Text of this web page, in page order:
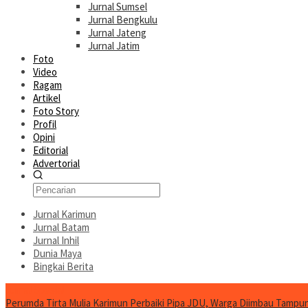
Jurnal Sumsel
Jurnal Bengkulu
Jurnal Jateng
Jurnal Jatim
Foto
Video
Ragam
Artikel
Foto Story
Profil
Opini
Editorial
Advertorial
Jurnal Karimun
Jurnal Batam
Jurnal Inhil
Dunia Maya
Bingkai Berita
Perumda Tirta Mulia Karimun Perbaiki Pipa JDU, Warga Diimbau